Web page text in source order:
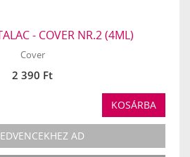
- COVER NR.2 (4ML)
Cover
2 390 Ft
KOSÁRBA
AD